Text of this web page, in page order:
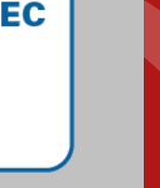
medalhas